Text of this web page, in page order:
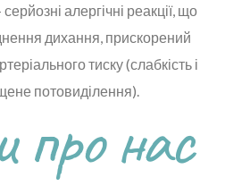
алергічні реакції, що
дихання, прискорений
тиску (слабкість і
потовиділення).
про нас